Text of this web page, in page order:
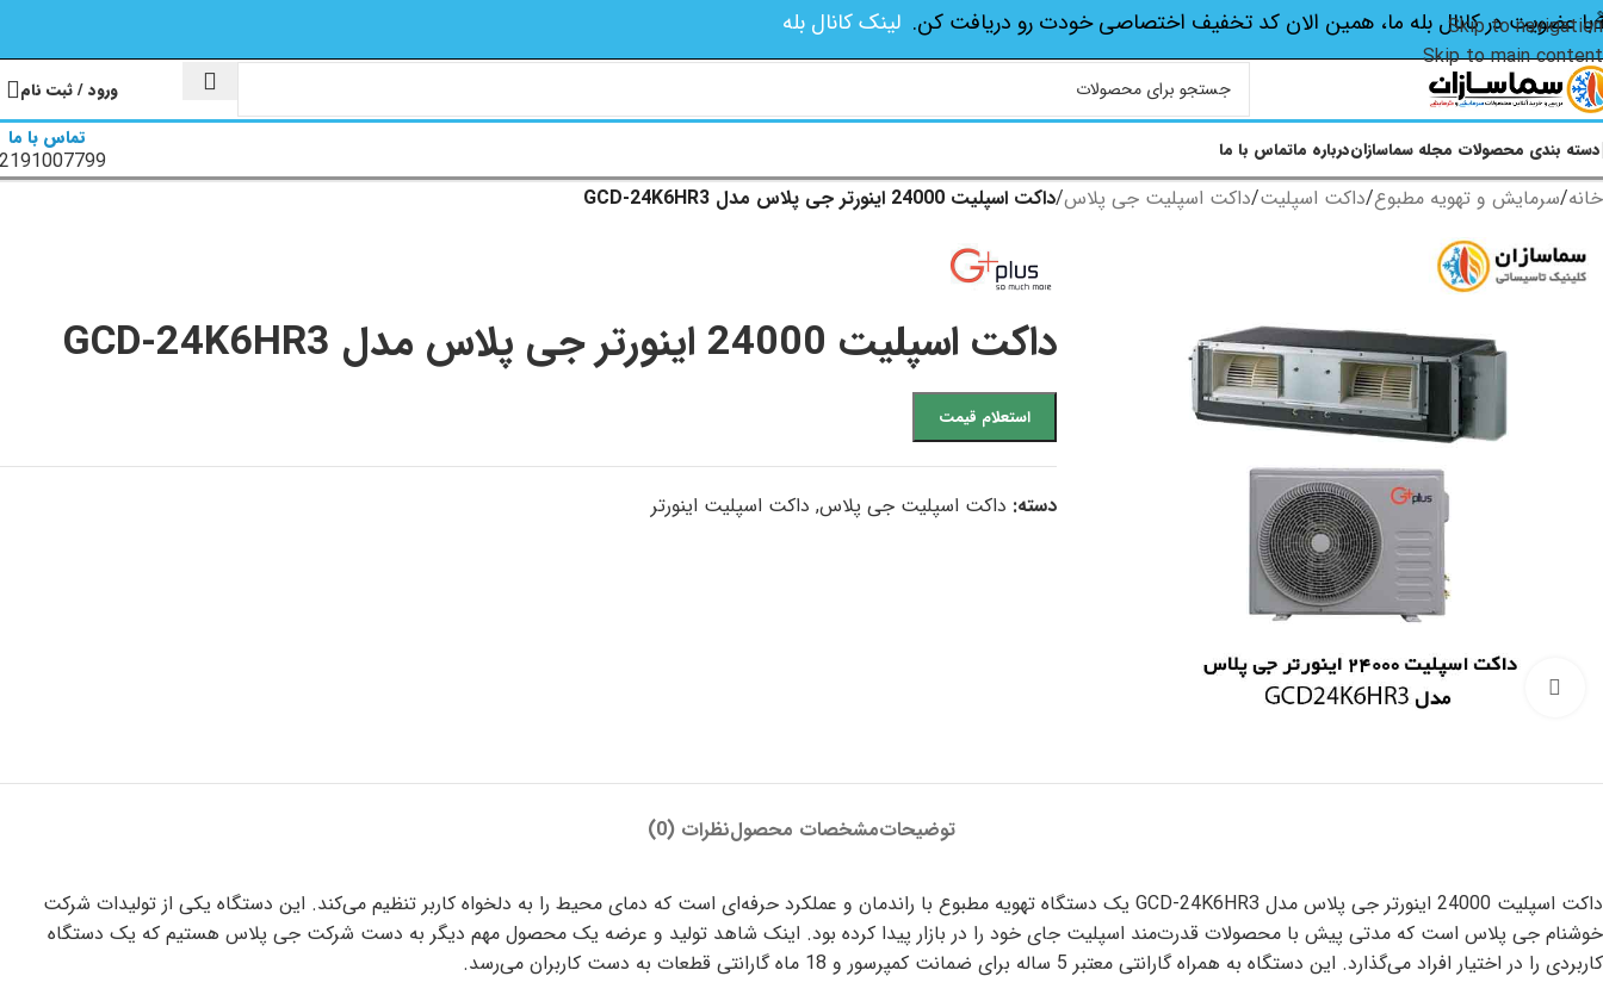
Skip to navigation
Skip to main content
عضویت در کانال بله ما، همین الان کد تخفیف اختصاصی‌ خودت رو دریافت کن. لینک کانال بله
ورود / ثبت نام
دسته بندی محصولات مجله سماسازاندرباره ماتماس با ما تماس با ما
خانه/سرمایش و تهویه مطبوع/داکت اسپلیت/داکت اسپلیت جی پلاس/داکت اسپلیت 24000 اینورتر جی پلاس مدل GCD-24K6HR3
Click to enlarge
داکت اسپلیت 24000 اینورتر جی پلاس مدل GCD-24K6HR3
استعلام قیمت
دسته: داکت اسپلیت جی پلاس, داکت اسپلیت اینورتر
توضیحاتمشخصات محصولنظرات (0)
داکت اسپلیت 24000 اینورتر جی پلاس مدل GCD-24K6HR3 یک دستگاه تهویه مطبوع با راندمان و عملکرد حرفه‌ای است که دمای محیط را به دلخواه کاربر تنظیم می‌کند. این دستگاه یکی از تولیدات شرکت
خوشنام جی پلاس است که مدتی پیش با محصولات قدرت‌مند اسپلیت جای خود را در بازار پیدا کرده بود. اینک شاهد تولید و عرضه یک محصول مهم دیگر به دست شرکت جی پلاس هستیم که یک دستگاه
کاربردی را در اختیار افراد می‌گذارد. این دستگاه به همراه گارانتی معتبر 5 ساله برای ضمانت کمپرسور و 18 ماه گارانتی قطعات به دست کاربران می‌رسد.